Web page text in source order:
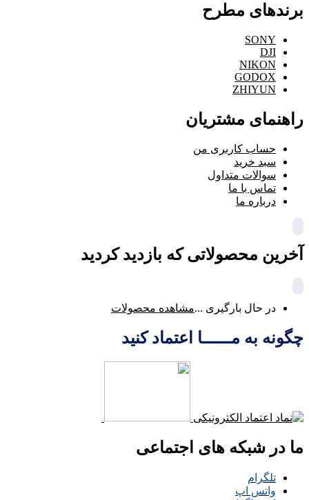
برندهای مطرح
SONY
DJI
NIKON
GODOX
ZHIYUN
راهنمای مشتریان
حساب کاربری من
سبد خرید
سوالات متداول
تماس با ما
درباره ما
آخرین محصولاتی که بازدید کردید
در حال بارگیری ...مشاهده محصولات
چگونه به مــــــا اعتماد کنید
ما در شبکه های اجتماعی
تلگرام
واتس اپ